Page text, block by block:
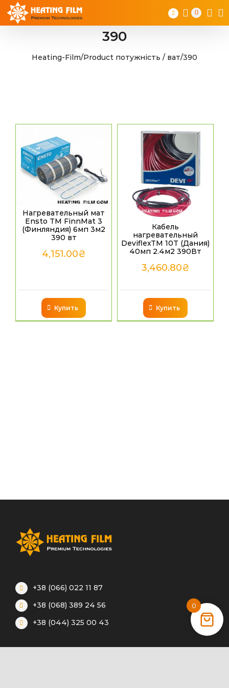
Skip
0
390
Heating-Film/Product потужність / ват/390
Нагревательный мат
Ensto TM FinnMat 3
(Финляндия) 6мп 3м2
390 вт
4,151.00₴
Купить
Кабель
нагревательный
DeviflexTM 10T (Дания)
40мп 2.4м2 390Вт
3,460.80₴
Купить
+38 (066) 022 11 87
+38 (068) 389 24 56
+38 (044) 325 00 43
0